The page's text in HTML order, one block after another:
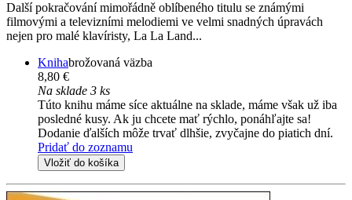
Další pokračování mimořádně oblíbeného titulu se známými
filmovými a televizními melodiemi ve velmi snadných úpravách
nejen pro malé klavíristy, La La Land...
Knihabrožovaná väzba
8,80 €
Na sklade 3 ks
Túto knihu máme síce aktuálne na sklade, máme však už iba
posledné kusy. Ak ju chcete mať rýchlo, ponáhľajte sa!
Dodanie ďalších môže trvať dlhšie, zvyčajne do piatich dní.
Pridať do zoznamu
Vložiť do košíka